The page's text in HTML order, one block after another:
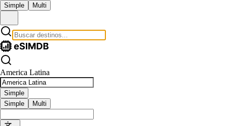
Simple Multi
America Latina
Simple
Simple
Multi